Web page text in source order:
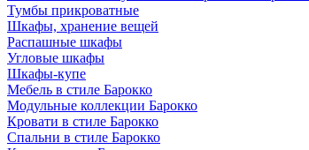
Тумбы прикроватные
Шкафы, хранение вещей
Распашные шкафы
Угловые шкафы
Шкафы-купе
Мебель в стиле Барокко
Модульные коллекции Барокко
Кровати в стиле Барокко
Спальни в стиле Барокко